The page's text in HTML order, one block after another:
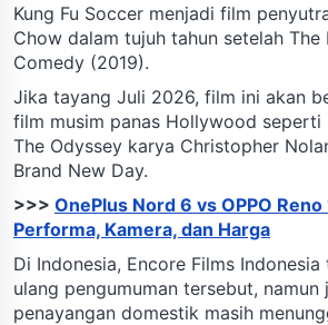
Kung Fu Soccer menjadi film
Chow dalam tujuh tahun setelah The
Comedy (2019).
Jika tayang Juli 2026, film ini akan
film musim panas Hollywood seperti
The Odyssey karya Christopher
Brand New Day.
>>> OnePlus Nord 6 vs OPPO
Performa, Kamera, dan Harga
Di Indonesia, Encore Films
ulang pengumuman tersebut, namun
penayangan domestik masih